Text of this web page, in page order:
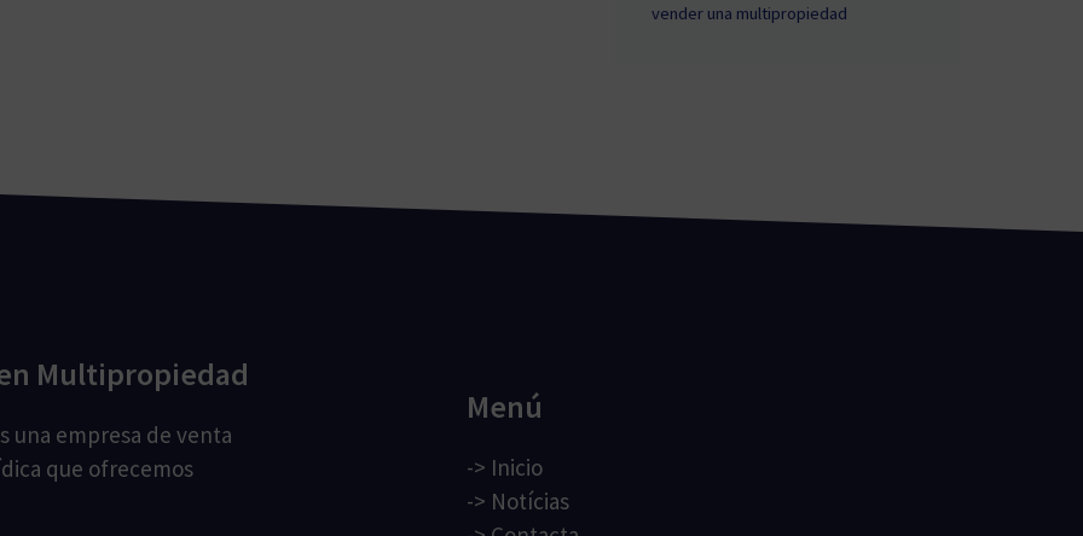
vender una multipropiedad
Multipropiedad
una empresa de venta
que ofrecemos
Menú
-> Inicio
-> Notícias